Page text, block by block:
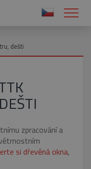
dešti
zpracování a
si dřevěná okna,